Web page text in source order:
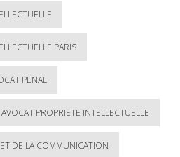
PARIS
PENAL
AVOCAT PROPRIETE INTELLECTUELLE
DE LA COMMUNICATION